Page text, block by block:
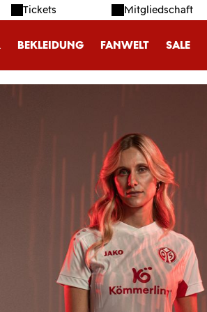
Tickets Mitgliedschaft
BEKLEIDUNG FANWELT SALE